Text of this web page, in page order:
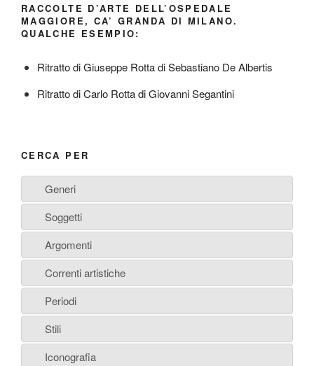
RACCOLTE D’ARTE DELL’OSPEDALE
MAGGIORE, CA’ GRANDA DI MILANO.
QUALCHE ESEMPIO:
Ritratto di Giuseppe Rotta di Sebastiano De Albertis
Ritratto di Carlo Rotta di Giovanni Segantini
CERCA PER
Generi
Soggetti
Argomenti
Correnti artistiche
Periodi
Stili
Iconografia